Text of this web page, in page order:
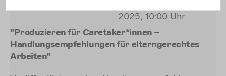
2025, 10:00 Uhr
"Produzieren für Caretaker*innen –
Handlungsempfehlungen für elterngerechtes
Arbeiten"